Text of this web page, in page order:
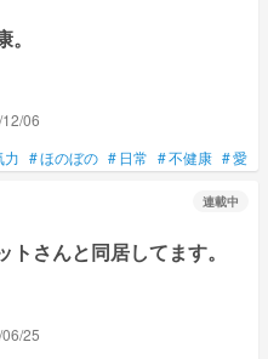
06
力 #ほのぼの # 日常 #不健康 #愛さ
連載中
さんと同居してます。
25